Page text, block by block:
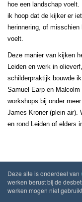
hoe een landschap
ik hoop dat de kijker er
herinnering, of
voelt.
Deze manier van kijken
Leiden en werk in
schilderpraktijk bouwde
Samuel Earp en
workshops bij onder
James Kroner (plein air).
en rond Leiden of elders
Deze site is onderdeel van
werken berust bij de
werken mogen niet